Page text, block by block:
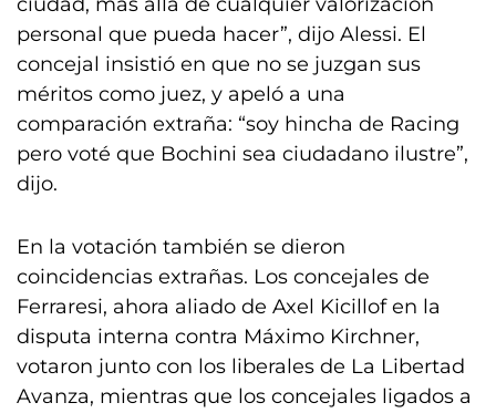
personal que pueda hacer”, dijo Alessi. El
concejal insistió en que no se juzgan sus
méritos como juez, y apeló a una
comparación extraña: “soy hincha de Racing
pero voté que Bochini sea ciudadano ilustre”,
dijo.
En la votación también se dieron
coincidencias extrañas. Los concejales de
Ferraresi, ahora aliado de Axel Kicillof en la
disputa interna contra Máximo Kirchner,
votaron junto con los liberales de La Libertad
Avanza, mientras que los concejales ligados a